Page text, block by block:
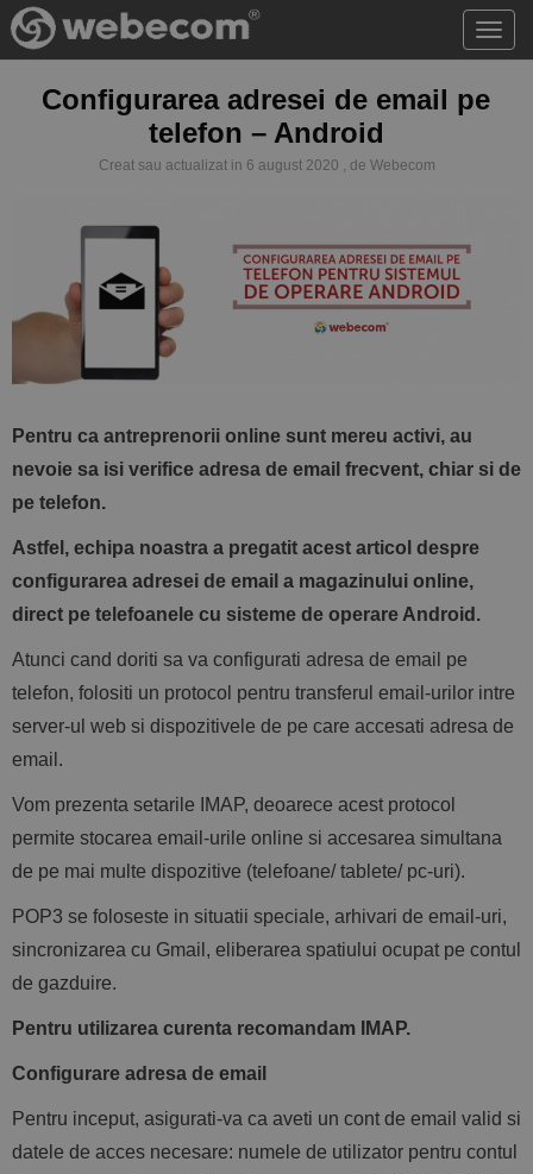
meniu
Configurarea adresei de email pe
telefon – Android
Creat sau actualizat in 6 august 2020 , de Webecom
Pentru ca antreprenorii online sunt mereu activi, au
nevoie sa isi verifice adresa de email frecvent, chiar si de
pe telefon.
Astfel, echipa noastra a pregatit acest articol despre
configurarea adresei de email a magazinului online,
direct pe telefoanele cu sisteme de operare Android.
Atunci cand doriti sa va configurati adresa de email pe
telefon, folositi un protocol pentru transferul email-urilor intre
server-ul web si dispozitivele de pe care accesati adresa de
email.
Vom prezenta setarile IMAP, deoarece acest protocol
permite stocarea email-urile online si accesarea simultana
de pe mai multe dispozitive (telefoane/ tablete/ pc-uri).
POP3 se foloseste in situatii speciale, arhivari de email-uri,
sincronizarea cu Gmail, eliberarea spatiului ocupat pe contul
de gazduire.
Pentru utilizarea curenta recomandam IMAP.
Configurare adresa de email
Pentru inceput, asigurati-va ca aveti un cont de email valid si
datele de acces necesare: numele de utilizator pentru contul